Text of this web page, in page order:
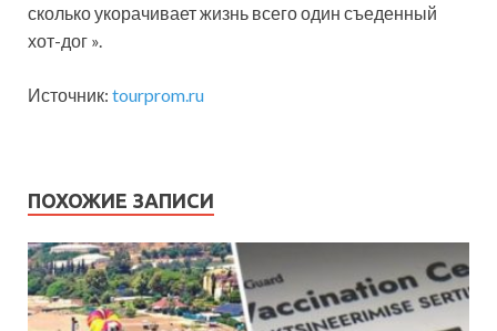
сколько укорачивает жизнь всего один съеденный
хот-дог ».
Источник: tourprom.ru
ПОХОЖИЕ ЗАПИСИ